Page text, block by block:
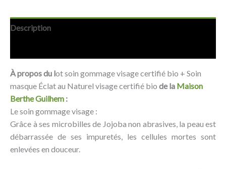
Description
À propos du lot soin gommage visage certifié bio + Soin
masque Éclat au Naturel visage certifié bio de la Maison
Berthe Guilhem :
Le soin gommage visage :
Grâce à ses microbilles de Jojoba non abrasives, la peau est
débarrassée de ses impuretés, les cellules mortes sont
enlevées en douceur.